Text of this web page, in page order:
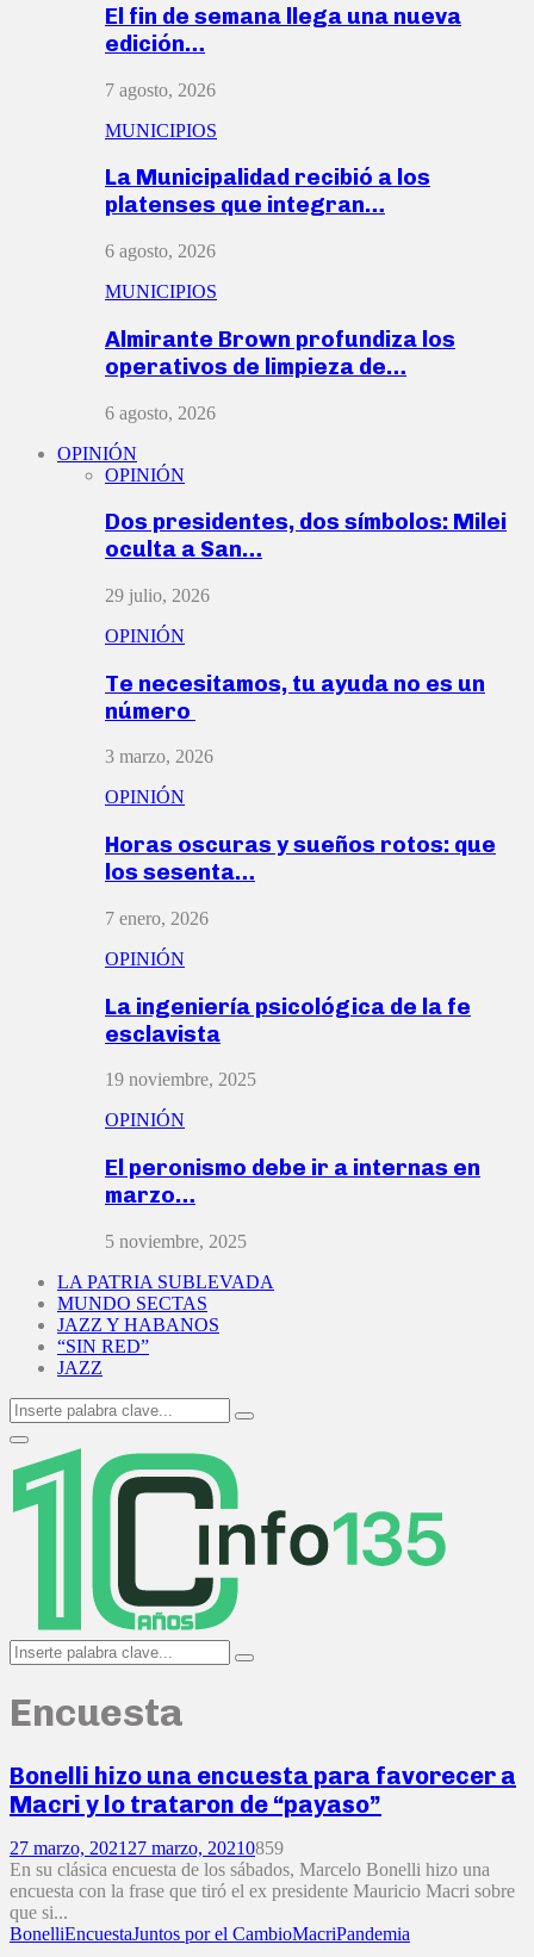
El fin de semana llega una nueva
edición…
7 agosto, 2026
MUNICIPIOS
La Municipalidad recibió a los
platenses que integran…
6 agosto, 2026
MUNICIPIOS
Almirante Brown profundiza los
operativos de limpieza de…
6 agosto, 2026
OPINIÓN
OPINIÓN
Dos presidentes, dos símbolos: Milei
oculta a San…
29 julio, 2026
OPINIÓN
Te necesitamos, tu ayuda no es un
número
3 marzo, 2026
OPINIÓN
Horas oscuras y sueños rotos: que
los sesenta…
7 enero, 2026
OPINIÓN
La ingeniería psicológica de la fe
esclavista
19 noviembre, 2025
OPINIÓN
El peronismo debe ir a internas en
marzo…
5 noviembre, 2025
LA PATRIA SUBLEVADA
MUNDO SECTAS
JAZZ Y HABANOS
“SIN RED”
JAZZ
Search
for:
Search
Primary
Menu
Search
for:
Search
Encuesta
Bonelli hizo una encuesta para favorecer a
Macri y lo trataron de “payaso”
27 marzo, 2021 27 marzo, 20210859
En su clásica encuesta de los sábados, Marcelo Bonelli hizo una
encuesta con la frase que tiró el ex presidente Mauricio Macri sobre
que si...
BonelliEncuestaJuntos por el CambioMacriPandemia